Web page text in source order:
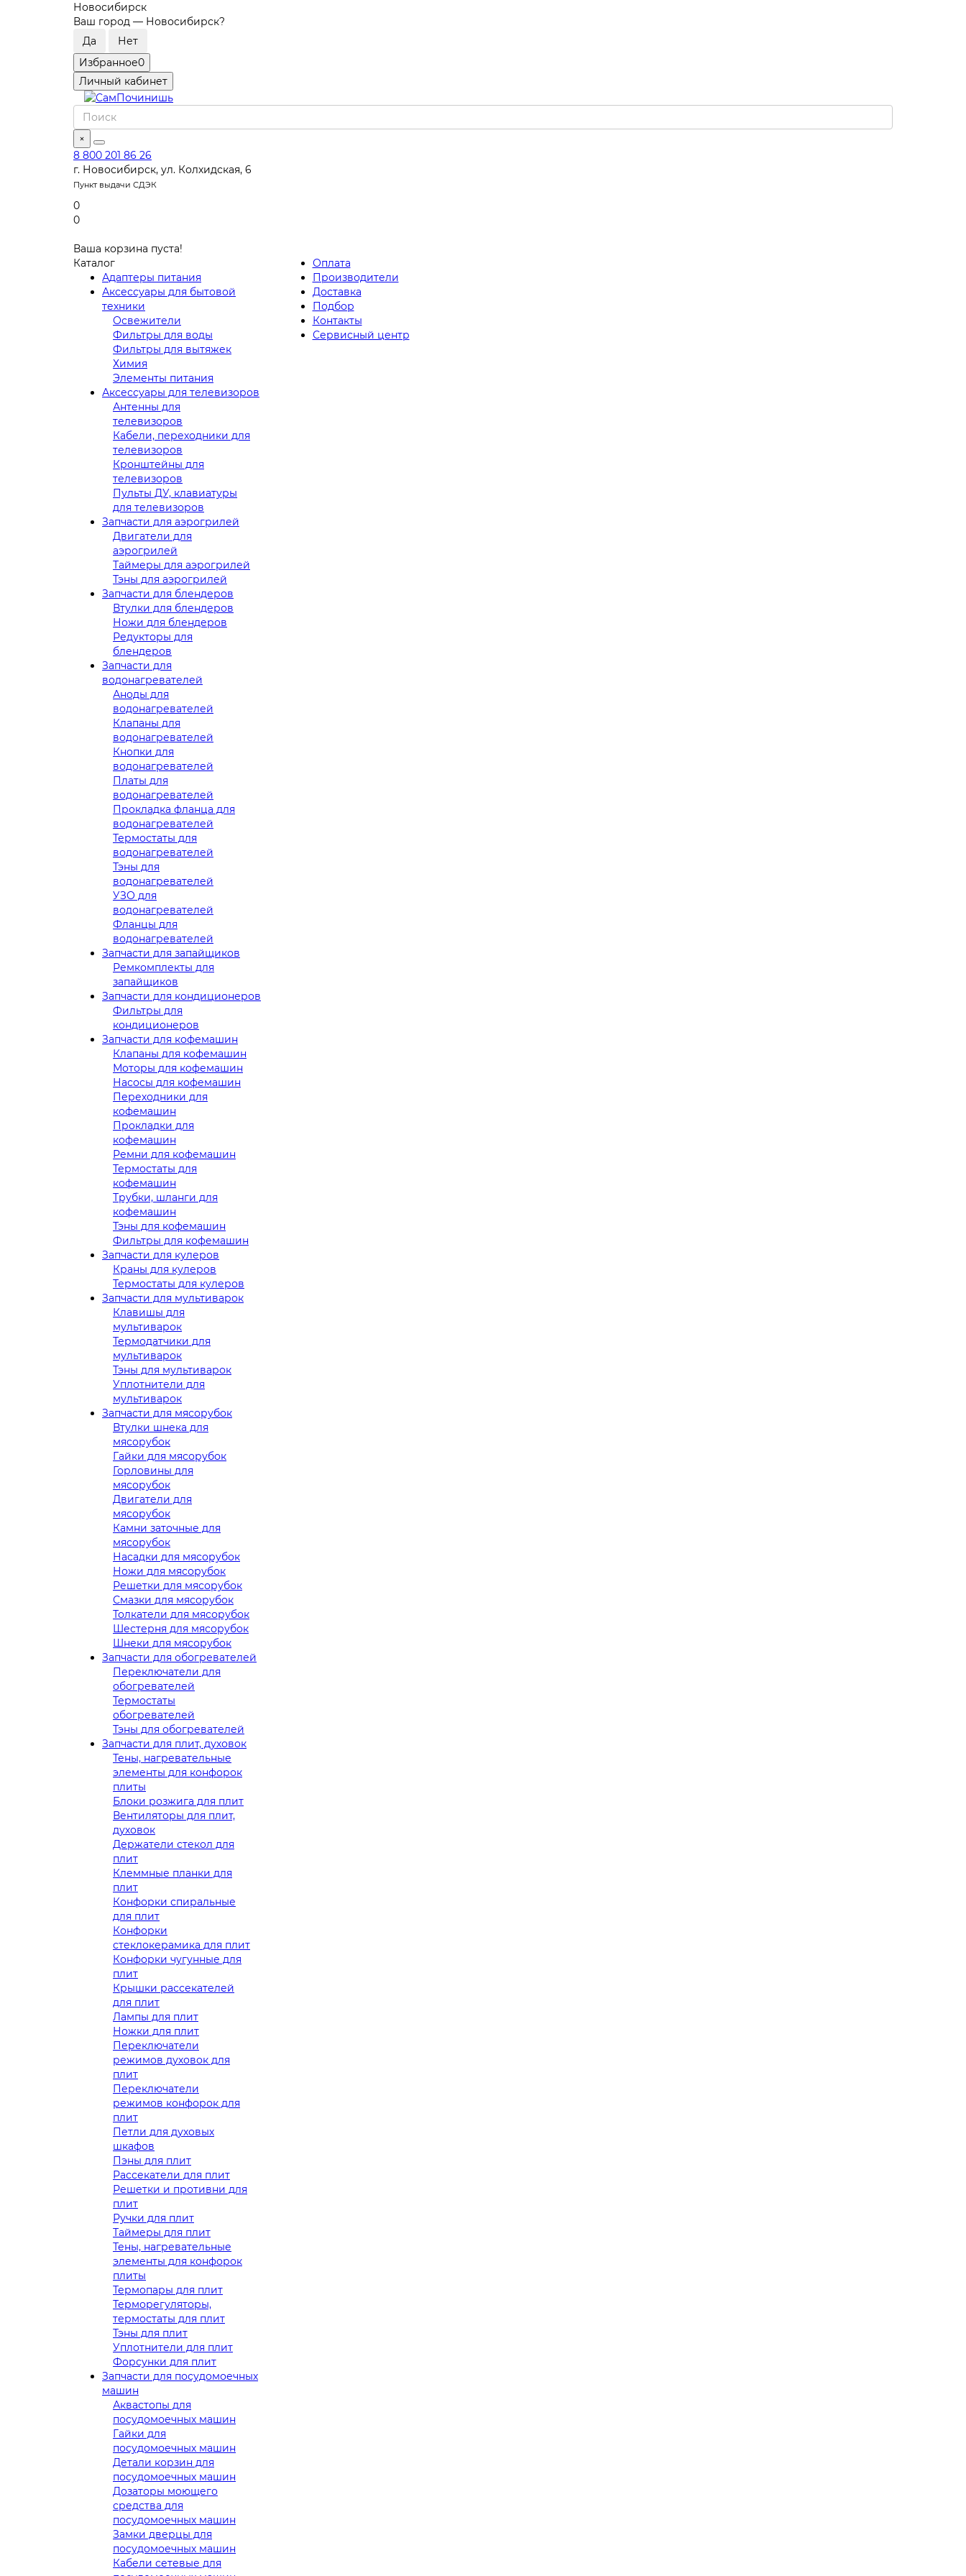
Новосибирск
Ваш город — Новосибирск?
Избранное0
Личный кабинет
×
8 800 201 86 26
г. Новосибирск, ул. Колхидская, 6
Пункт выдачи СДЭК
0
0
Ваша корзина пуста!
Каталог
Адаптеры питания
Аксессуары для бытовой
техники
Освежители
Фильтры для воды
Фильтры для вытяжек
Химия
Элементы питания
Аксессуары для телевизоров
Антенны для
телевизоров
Кабели, переходники для
телевизоров
Кронштейны для
телевизоров
Пульты ДУ, клавиатуры
для телевизоров
Запчасти для аэрогрилей
Двигатели для
аэрогрилей
Таймеры для аэрогрилей
Тэны для аэрогрилей
Запчасти для блендеров
Втулки для блендеров
Ножи для блендеров
Редукторы для
блендеров
Запчасти для
водонагревателей
Аноды для
водонагревателей
Клапаны для
водонагревателей
Кнопки для
водонагревателей
Платы для
водонагревателей
Прокладка фланца для
водонагревателей
Термостаты для
водонагревателей
Тэны для
водонагревателей
УЗО для
водонагревателей
Фланцы для
водонагревателей
Запчасти для запайщиков
Ремкомплекты для
запайщиков
Запчасти для кондиционеров
Фильтры для
кондиционеров
Запчасти для кофемашин
Клапаны для кофемашин
Моторы для кофемашин
Насосы для кофемашин
Переходники для
кофемашин
Прокладки для
кофемашин
Ремни для кофемашин
Термостаты для
кофемашин
Трубки, шланги для
кофемашин
Тэны для кофемашин
Фильтры для кофемашин
Запчасти для кулеров
Краны для кулеров
Термостаты для кулеров
Запчасти для мультиварок
Клавишы для
мультиварок
Термодатчики для
мультиварок
Тэны для мультиварок
Уплотнители для
мультиварок
Запчасти для мясорубок
Втулки шнека для
мясорубок
Гайки для мясорубок
Горловины для
мясорубок
Двигатели для
мясорубок
Камни заточные для
мясорубок
Насадки для мясорубок
Ножи для мясорубок
Решетки для мясорубок
Смазки для мясорубок
Толкатели для мясорубок
Шестерня для мясорубок
Шнеки для мясорубок
Запчасти для обогревателей
Переключатели для
обогревателей
Термостаты
обогревателей
Тэны для обогревателей
Запчасти для плит, духовок
Тены, нагревательные
элементы для конфорок
плиты
Блоки розжига для плит
Вентиляторы для плит,
духовок
Держатели стекол для
плит
Клеммные планки для
плит
Конфорки спиральные
для плит
Конфорки
стеклокерамика для плит
Конфорки чугунные для
плит
Крышки рассекателей
для плит
Лампы для плит
Ножки для плит
Переключатели
режимов духовок для
плит
Переключатели
режимов конфорок для
плит
Петли для духовых
шкафов
Пэны для плит
Рассекатели для плит
Решетки и противни для
плит
Ручки для плит
Таймеры для плит
Тены, нагревательные
элементы для конфорок
плиты
Термопары для плит
Терморегуляторы,
термостаты для плит
Тэны для плит
Уплотнители для плит
Форсунки для плит
Запчасти для посудомоечных
машин
Аквастопы для
посудомоечных машин
Гайки для
посудомоечных машин
Детали корзин для
посудомоечных машин
Дозаторы моющего
средства для
посудомоечных машин
Замки дверцы для
посудомоечных машин
Кабели сетевые для
Оплата
Производители
Доставка
Подбор
Контакты
Сервисный центр